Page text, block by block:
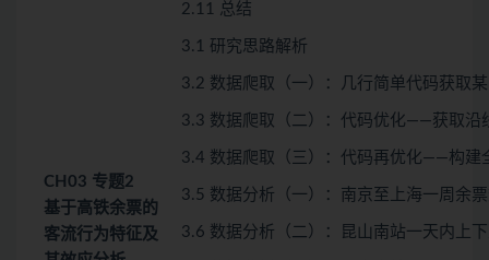
2.11 总结
CH03 专题2
基于高铁余票的
客流行为特征及
3.1 研究思路解析
3.2 数据爬取（一）：几行简单代码获取
3.3 数据爬取（二）：代码优化——获取沿
3.4 数据爬取（三）：代码再优化——构建
3.5 数据分析（一）：南京至上海一周余
3.6 数据分析（二）：昆山南站一天内上